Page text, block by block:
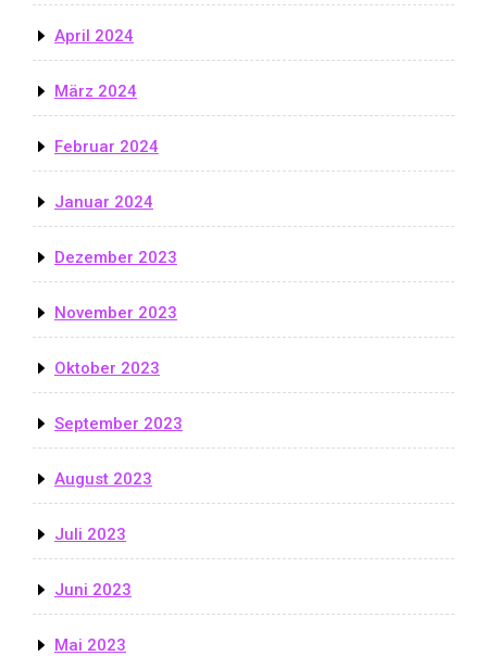
April 2024
März 2024
Februar 2024
Januar 2024
Dezember 2023
November 2023
Oktober 2023
September 2023
August 2023
Juli 2023
Juni 2023
Mai 2023